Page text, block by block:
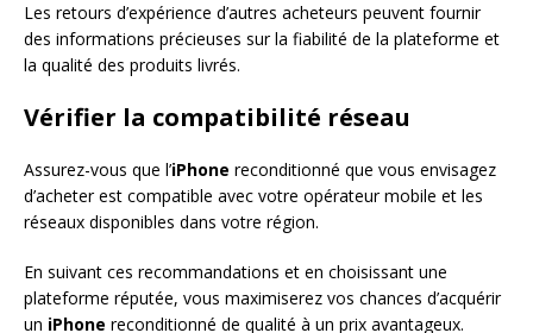
Les retours d’expérience d’autres acheteurs peuvent fournir
des informations précieuses sur la fiabilité de la plateforme et
la qualité des produits livrés.
Vérifier la compatibilité réseau
Assurez-vous que l’iPhone reconditionné que vous envisagez
d’acheter est compatible avec votre opérateur mobile et les
réseaux disponibles dans votre région.
En suivant ces recommandations et en choisissant une
plateforme réputée, vous maximiserez vos chances d’acquérir
un iPhone reconditionné de qualité à un prix avantageux.